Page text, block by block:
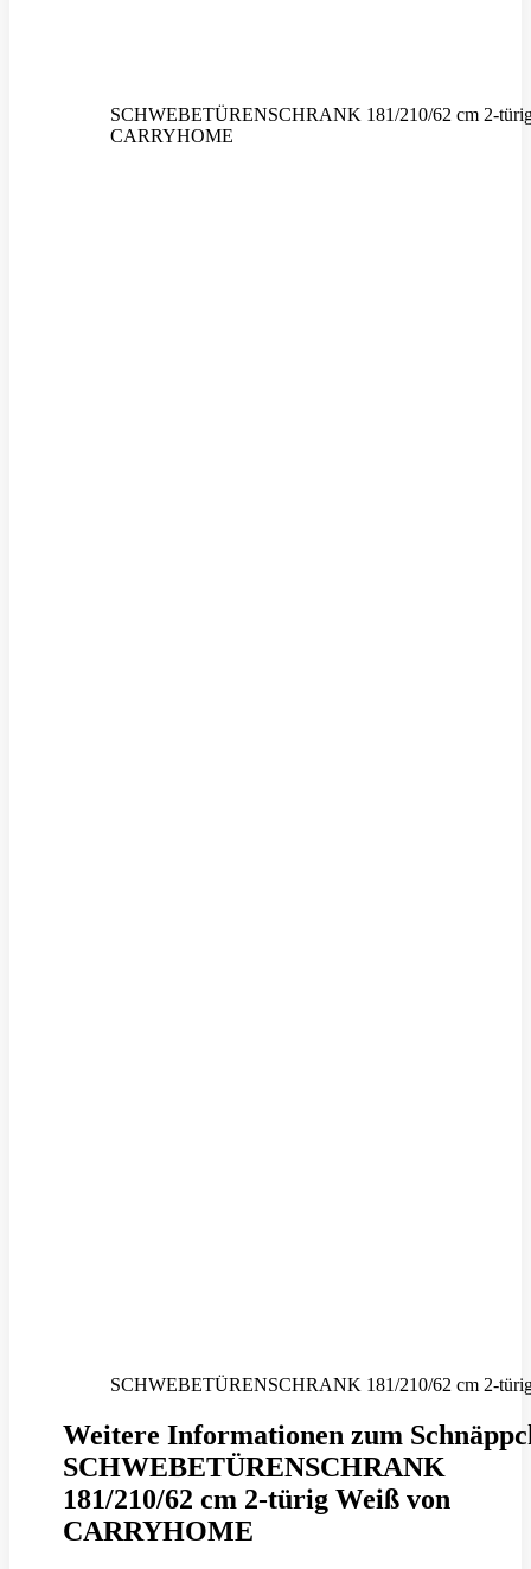
SCHWEBETÜRENSCHRANK 181/210/62 cm 2-
CARRYHOME
SCHWEBETÜRENSCHRANK 181/210/62 cm 2-
Weitere Informationen zum
SCHWEBETÜRENSCHRANK
181/210/62 cm 2-türig Weiß von
CARRYHOME